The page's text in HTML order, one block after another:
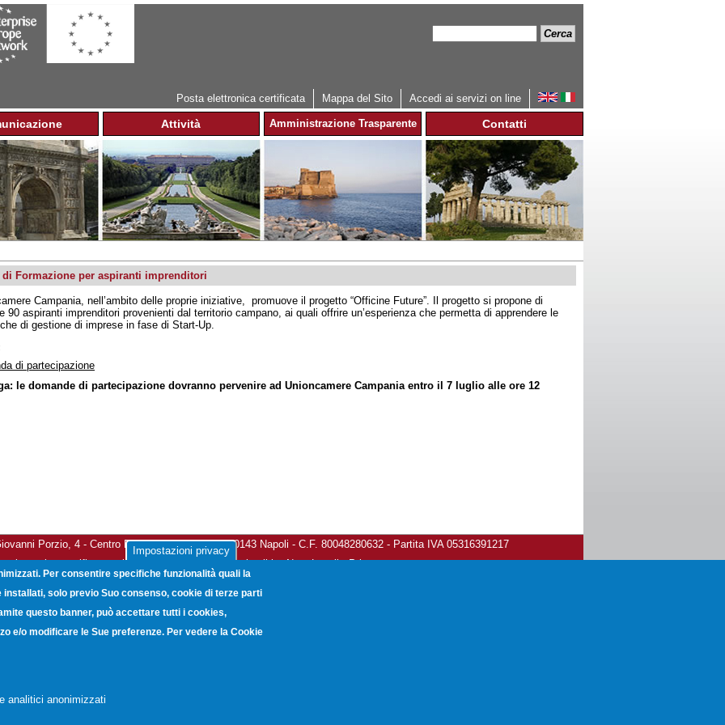
Accedi ai servizi on line
Mappa del Sito
Posta elettronica certificata
Attività Amministrazione Trasparente Contatti
di Formazione per aspiranti imprenditori
Campania, nell’ambito delle proprie iniziative, promuove il progetto “Officine Future”. Il progetto si propone di
90 aspiranti imprenditori provenienti dal territorio campano, ai quali offrire un’esperienza che permetta di apprendere le
di gestione di imprese in fase di Start-Up.
di partecipazione
le domande di partecipazione dovranno pervenire ad Unioncamere Campania entro il 7 luglio alle ore 12
Porzio, 4 - Centro Direzionale Isola G8 - 80143 Napoli - C.F. 80048280632 - Partita IVA 05316391217
elettronica certificata:unioncamerecampania@legalmail.it-Note Legali-Privacy
Impostazioni privacy
Per consentire specifiche funzionalità quali la
solo previo Suo consenso, cookie di terze parti
questo banner, può accettare tutti i cookies,
e/o modificare le Sue preferenze. Per vedere la Cookie
analitici anonimizzati